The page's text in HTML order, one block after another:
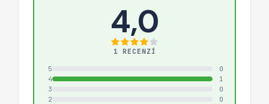
4,0
1 RECENZÍ
5
0
4
1
3
0
2
0